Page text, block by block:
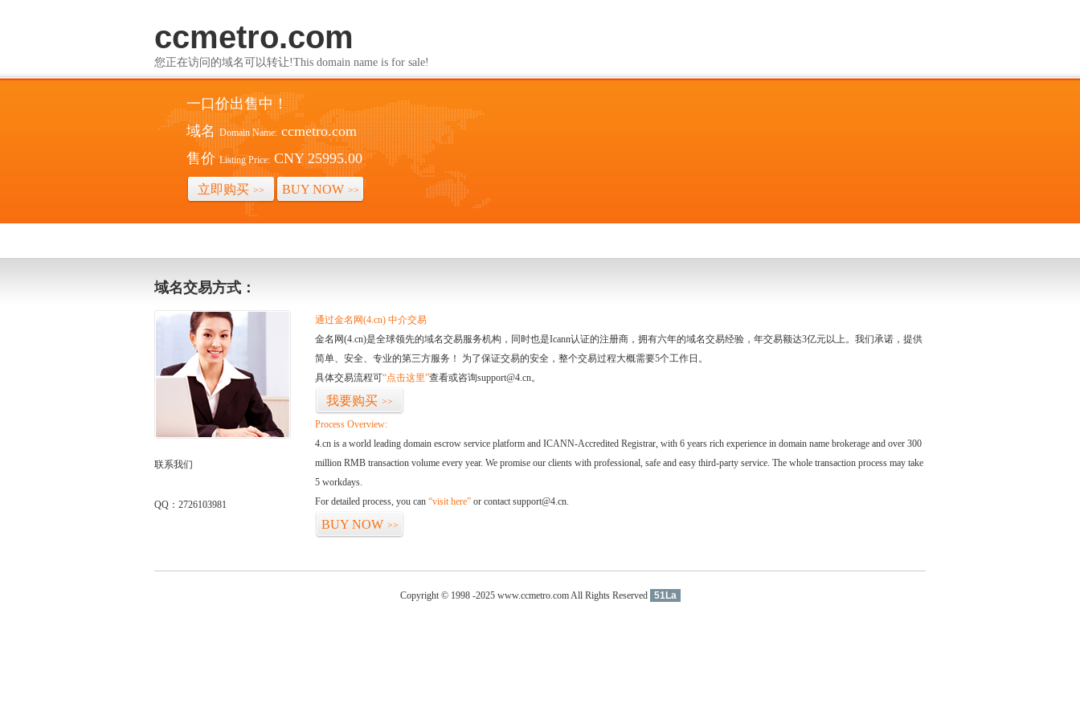
ccmetro.com
您正在访问的域名可以转让!This domain name is for sale!
一口价出售中！
域名 Domain Name: ccmetro.com
售价 Listing Price: CNY 25995.00
立即购买 >> BUY NOW >>
域名交易方式：
联系我们
QQ：2726103981
通过金名网(4.cn) 中介交易
金名网(4.cn)是全球领先的域名交易服务机构，同时也是Icann认证的注册商，拥有六年的域名交易经验，年交易额达3亿元以上。我们承诺，提供
简单、安全、专业的第三方服务！ 为了保证交易的安全，整个交易过程大概需要5个工作日。
具体交易流程可“点击这里”查看或咨询support@4.cn。
我要购买 >>
Process Overview:
4.cn is a world leading domain escrow service platform and ICANN-Accredited Registrar, with 6 years rich experience in domain name brokerage and over 300
million RMB transaction volume every year. We promise our clients with professional, safe and easy third-party service. The whole transaction process may take
5 workdays.
For detailed process, you can “visit here” or contact support@4.cn.
BUY NOW >>
Copyright © 1998 -2025 www.ccmetro.com All Rights Reserved 51La